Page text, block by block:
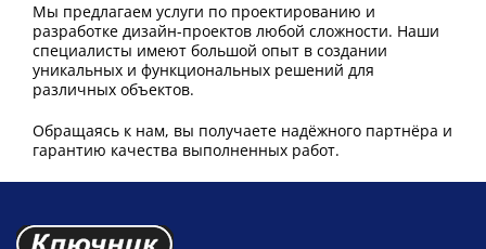
Мы предлагаем услуги по проектированию и
разработке дизайн-проектов любой сложности. Наши
специалисты имеют большой опыт в создании
уникальных и функциональных решений для
различных объектов.
Обращаясь к нам, вы получаете надёжного партнёра и
гарантию качества выполненных работ.